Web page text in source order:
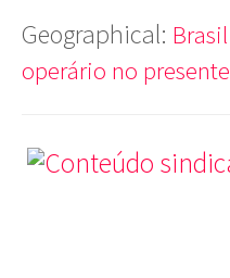
Geographical: Brasil
operário no presente